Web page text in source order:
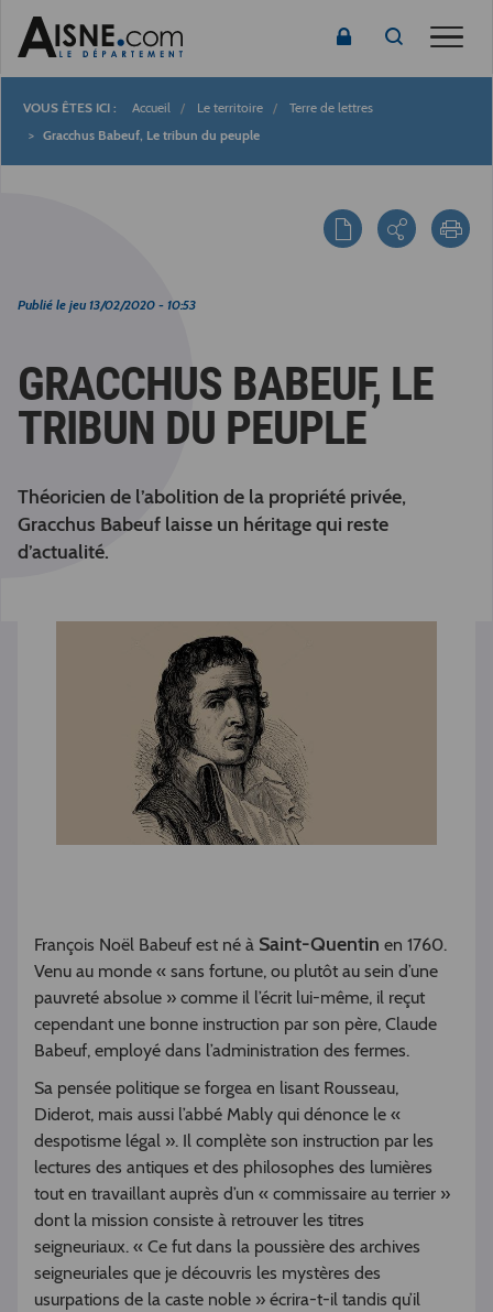
Fil
Accueil Le territoire
Terre de lettres
Gracchus Babeuf, Le tribun du peuple
Publié le jeu 13/02/2020 - 10:53
GRACCHUS BABEUF, LE
TRIBUN DU PEUPLE
Théoricien de l’abolition de la propriété privée,
Gracchus Babeuf laisse un héritage qui reste
d’actualité.
François Noël Babeuf est né à Saint-Quentin en 1760.
Venu au monde « sans fortune, ou plutôt au sein d’une
pauvreté absolue » comme il l’écrit lui-même, il reçut
cependant une bonne instruction par son père, Claude
Babeuf, employé dans l’administration des fermes.
Sa pensée politique se forgea en lisant Rousseau,
Diderot, mais aussi l’abbé Mably qui dénonce le «
despotisme légal ». Il complète son instruction par les
lectures des antiques et des philosophes des lumières
tout en travaillant auprès d’un « commissaire au terrier »
dont la mission consiste à retrouver les titres
seigneuriaux. « Ce fut dans la poussière des archives
seigneuriales que je découvris les mystères des
usurpations de la caste noble » écrira-t-il tandis qu’il